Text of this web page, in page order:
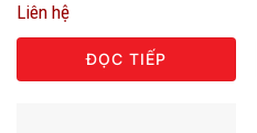
Liên hệ
ĐỌC TIẾP